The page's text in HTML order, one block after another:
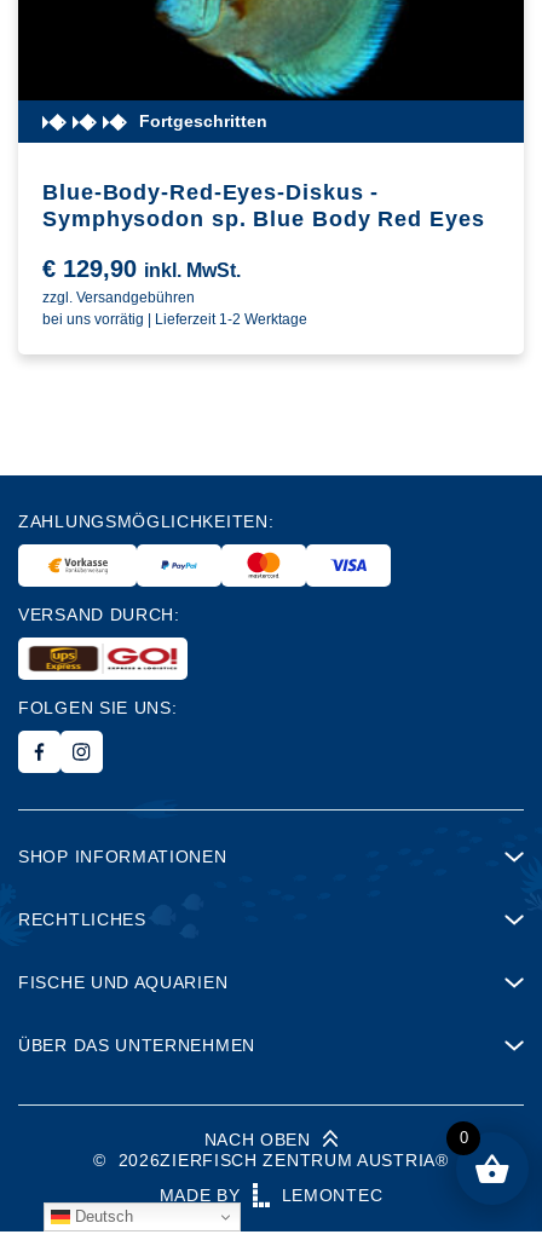
Fortgeschritten
Blue-Body-Red-Eyes-Diskus -
Symphysodon sp. Blue Body Red Eyes
€ 129,90 inkl. MwSt.
zzgl. Versandgebühren
bei uns vorrätig | Lieferzeit 1-2 Werktage
ZAHLUNGSMÖGLICHKEITEN:
VERSAND DURCH:
FOLGEN SIE UNS:
SHOP INFORMATIONEN
RECHTLICHES
FISCHE UND AQUARIEN
ÜBER DAS UNTERNEHMEN
© 2026ZIERFISCH ZENTRUM AUSTRIA®
MADE BY
LEMONTEC
NACH OBEN
Deutsch
0